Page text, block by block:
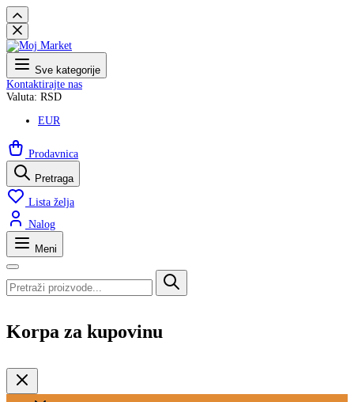
Sve kategorije
Kontaktirajte nas
Valuta: RSD
EUR
Prodavnica
Pretraga
Lista želja
Nalog
Meni
Korpa za kupovinu